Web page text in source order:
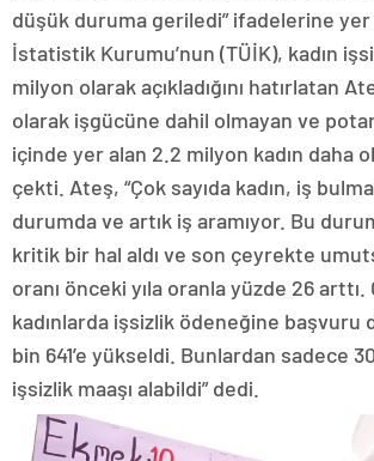
düşük duruma geriledi” ifadelerine
İstatistik Kurumu’nun (TÜİK), kadın
milyon olarak açıkladığını hatırlatan
olarak işgücüne dahil olmayan ve
içinde yer alan 2.2 milyon kadın daha
çekti. Ateş, “Çok sayıda kadın, iş
durumda ve artık iş aramıyor. Bu
kritik bir hal aldı ve son çeyrekte
oranı önceki yıla oranla yüzde 26 arttı.
kadınlarda işsizlik ödeneğine başvuru
bin 641’e yükseldi. Bunlardan sadece
işsizlik maaşı alabildi” dedi.